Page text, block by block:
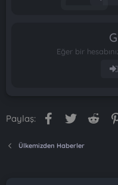
Eğer bir
Paylaş: Facebook
Twitter
Ülkemizden Haberler